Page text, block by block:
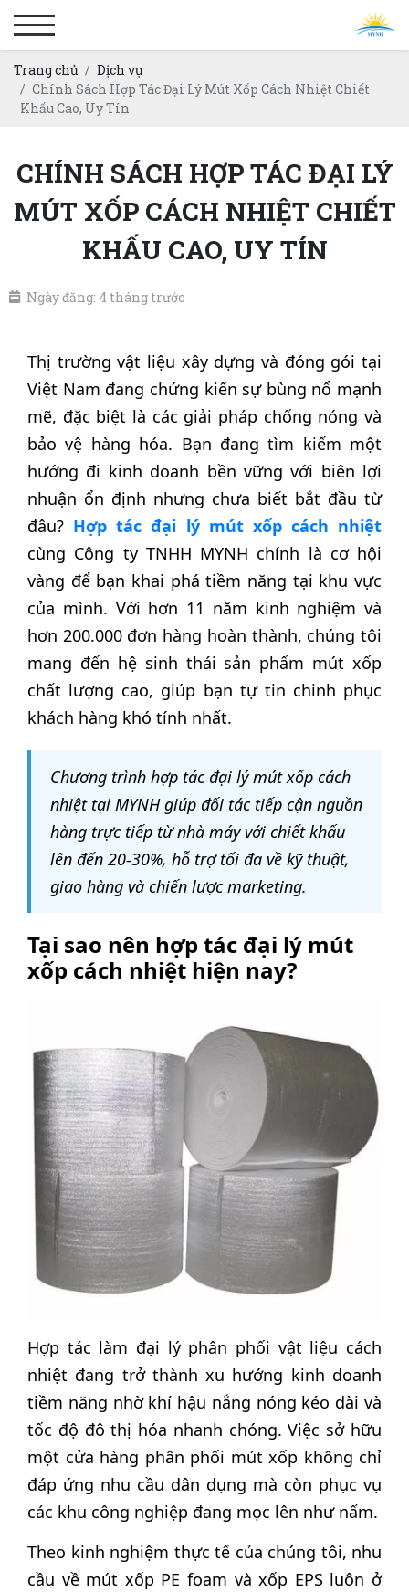
Trang chủ
Dịch vụ
Chính Sách Hợp Tác Đại Lý Mút Xốp Cách Nhiệt Chiết
Khấu Cao, Uy Tín
CHÍNH SÁCH HỢP TÁC ĐẠI LÝ
MÚT XỐP CÁCH NHIỆT CHIẾT
KHẤU CAO, UY TÍN
Ngày đăng: 4 tháng trước
Thị trường vật liệu xây dựng và đóng gói tại
Việt Nam đang chứng kiến sự bùng nổ mạnh
mẽ, đặc biệt là các giải pháp chống nóng và
bảo vệ hàng hóa. Bạn đang tìm kiếm một
hướng đi kinh doanh bền vững với biên lợi
nhuận ổn định nhưng chưa biết bắt đầu từ
đâu? Hợp tác đại lý mút xốp cách nhiệt
cùng Công ty TNHH MYNH chính là cơ hội
vàng để bạn khai phá tiềm năng tại khu vực
của mình. Với hơn 11 năm kinh nghiệm và
hơn 200.000 đơn hàng hoàn thành, chúng tôi
mang đến hệ sinh thái sản phẩm mút xốp
chất lượng cao, giúp bạn tự tin chinh phục
khách hàng khó tính nhất.
Chương trình hợp tác đại lý mút xốp cách
nhiệt tại MYNH giúp đối tác tiếp cận nguồn
hàng trực tiếp từ nhà máy với chiết khấu
lên đến 20-30%, hỗ trợ tối đa về kỹ thuật,
giao hàng và chiến lược marketing.
Tại sao nên hợp tác đại lý mút
xốp cách nhiệt hiện nay?
Hợp tác làm đại lý phân phối vật liệu cách
nhiệt đang trở thành xu hướng kinh doanh
tiềm năng nhờ khí hậu nắng nóng kéo dài và
tốc độ đô thị hóa nhanh chóng. Việc sở hữu
một cửa hàng phân phối mút xốp không chỉ
đáp ứng nhu cầu dân dụng mà còn phục vụ
các khu công nghiệp đang mọc lên như nấm.
Theo kinh nghiệm thực tế của chúng tôi, nhu
cầu về mút xốp PE foam và xốp EPS luôn ở